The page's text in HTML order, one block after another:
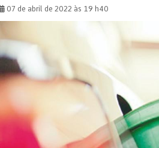
07 de abril de 2022 às 19 h40